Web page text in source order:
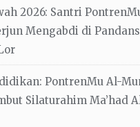
2026: Santri
Mengabdi di
PontrenMu Al-
Silaturahim Ma’had